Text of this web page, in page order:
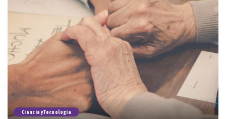
Ciencia y Tecnología